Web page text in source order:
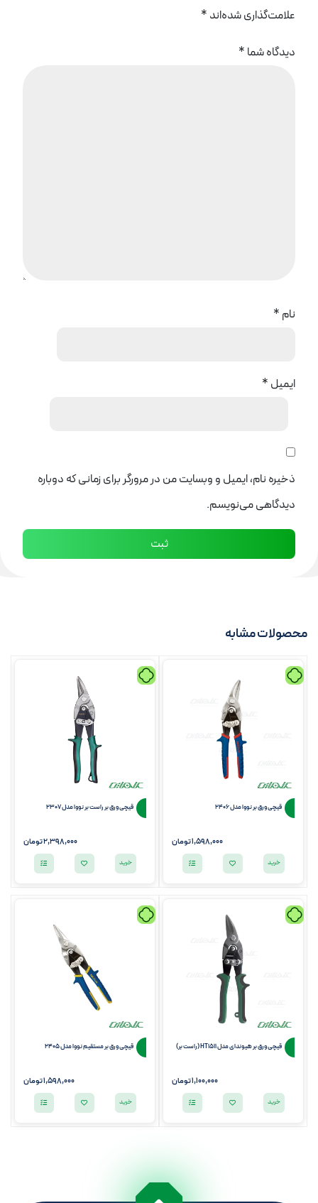
علامت‌گذاری شده‌اند *
دیدگاه شما *
نام *
ایمیل *
ذخیره نام، ایمیل و وبسایت من در مرورگر برای زمانی که دوباره
دیدگاهی می‌نویسم.
محصولات مشابه
قیچی ورق بر نووا مدل 2406
1,598,000تومان
خرید
قیچی ورق بر راست بر نووا مدل 2307
2,398,000تومان
خرید
قیچی ورق بر هیوندای مدل HT1511 (راست بر)
1,100,000تومان
خرید
قیچی ورق بر مستقیم نووا مدل 2405
1,598,000تومان
خرید